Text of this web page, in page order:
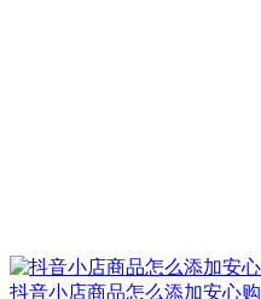
抖音小店商品怎么添加安心购